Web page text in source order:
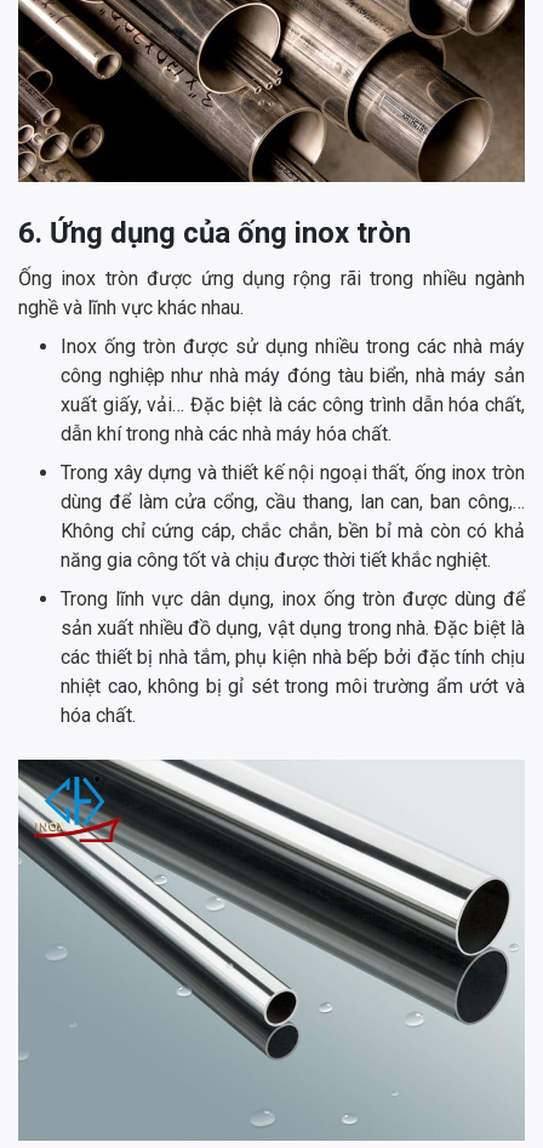
6. Ứng dụng của ống inox tròn
Ống inox tròn được ứng dụng rộng rãi trong nhiều ngành
nghề và lĩnh vực khác nhau.
Inox ống tròn được sử dụng nhiều trong các nhà máy
công nghiệp như nhà máy đóng tàu biển, nhà máy sản
xuất giấy, vải… Đặc biệt là các công trình dẫn hóa chất,
dẫn khí trong nhà các nhà máy hóa chất.
Trong xây dựng và thiết kế nội ngoại thất, ống inox tròn
dùng để làm cửa cổng, cầu thang, lan can, ban công,…
Không chỉ cứng cáp, chắc chắn, bền bỉ mà còn có khả
năng gia công tốt và chịu được thời tiết khắc nghiệt.
Trong lĩnh vực dân dụng, inox ống tròn được dùng để
sản xuất nhiều đồ dụng, vật dụng trong nhà. Đặc biệt là
các thiết bị nhà tắm, phụ kiện nhà bếp bởi đặc tính chịu
nhiệt cao, không bị gỉ sét trong môi trường ẩm ướt và
hóa chất.